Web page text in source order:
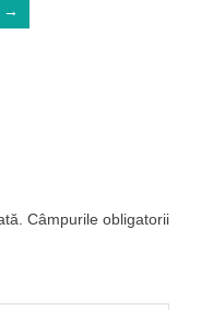
→
Câmpurile obligatorii